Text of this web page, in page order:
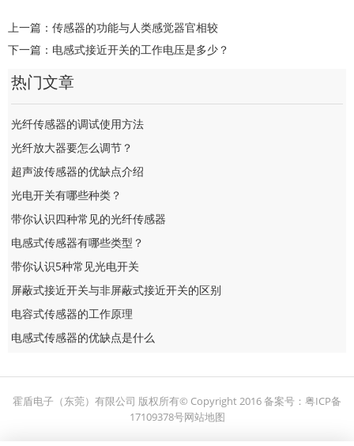
上一篇： 传感器的功能与人类感觉器官相较
下一篇： 电感式接近开关的工作电压是多少？
热门文章
光纤传感器的调试使用方法
光纤放大器要怎么调节？
超声波传感器的优缺点介绍
光电开关有哪些种类？
带你认识四种常见的光纤传感器
电感式传感器有哪些类型？
带你认识5种常见光电开关
屏蔽式接近开关与非屏蔽式接近开关的区别
电容式传感器的工作原理
电感式传感器的优缺点是什么
霍盾电子（东莞）有限公司 版权所有© Copyright 2016备案号： 粤ICP备
17109378号网站地图